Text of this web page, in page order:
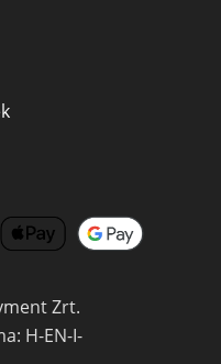
Zrt.
H-EN-I-